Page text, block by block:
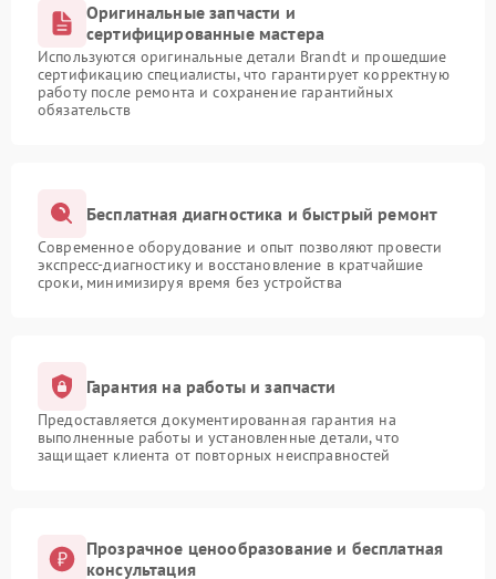
Оригинальные запчасти и
сертифицированные мастера
Используются оригинальные детали Brandt и прошедшие
сертификацию специалисты, что гарантирует корректную
работу после ремонта и сохранение гарантийных
обязательств
Бесплатная диагностика и быстрый ремонт
Современное оборудование и опыт позволяют провести
экспресс-диагностику и восстановление в кратчайшие
сроки, минимизируя время без устройства
Гарантия на работы и запчасти
Предоставляется документированная гарантия на
выполненные работы и установленные детали, что
защищает клиента от повторных неисправностей
Прозрачное ценообразование и бесплатная
консультация